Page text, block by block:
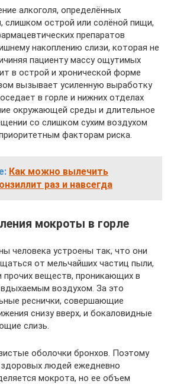
алкоголя, определённых
слишком острой или солёной пищи,
препаратов
накоплению слизи, которая не
пациенту массу ощутимых
в острой и хронической форме
вызывает усиленную выработку
в горле и нижних отделах
окружающей среды и длительное
со слишком сухим воздухом
факторам риска.
Как можно вылечить
раз и навсегда
мокроты в горле
человека устроены так, что они
от мельчайших частиц пыли,
прочих веществ, проникающих в
воздухом. За это
реснички, совершающие
снизу вверх, и бокаловидные
слизь.
оболочки бронхов. Поэтому
людей ежедневно
мокрота, но ее объем